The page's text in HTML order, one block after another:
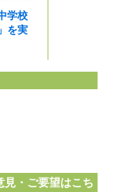
学校
を実
見・ご要望はこち